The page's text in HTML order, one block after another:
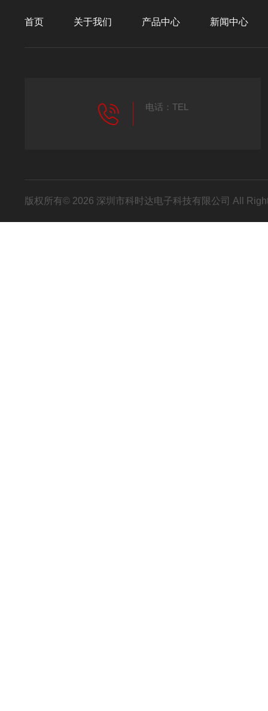
首页 关于我们 产品中心 新闻中心
电话：TEL
版权所有© 2026 深圳市科时达电子科技有限公司 All